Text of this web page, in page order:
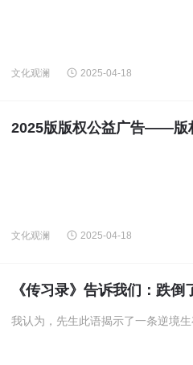
文化观澜 2025-04-18
2025版版权公益广告——版
文化观澜 2025-04-18
《传习录》告诉我们：跌倒
我认为，先生此语揭示了一条逆境